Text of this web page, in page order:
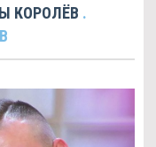
КОРОЛЁВ .